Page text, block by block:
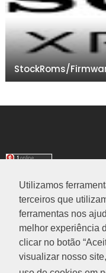
Utilizamos
terceiros que
ferramentas nos
melhor experiência
clicar no botão
visualizar nosso
StockRoms/
TRANSLATE
Select Language▼